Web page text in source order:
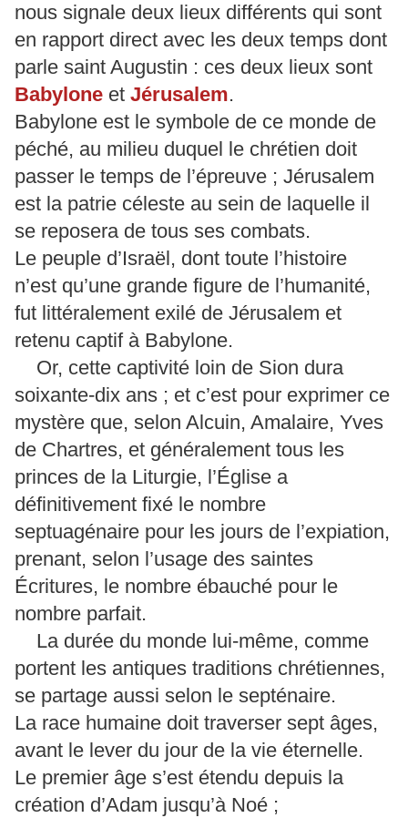
nous signale deux lieux différents qui sont
en rapport direct avec les deux temps dont
parle saint Augustin : ces deux lieux sont
Babylone et Jérusalem.
Babylone est le symbole de ce monde de
péché, au milieu duquel le chrétien doit
passer le temps de l’épreuve ; Jérusalem
est la patrie céleste au sein de laquelle il
se reposera de tous ses combats.
Le peuple d’Israël, dont toute l’histoire
n’est qu’une grande figure de l’humanité,
fut littéralement exilé de Jérusalem et
retenu captif à Babylone.
Or, cette captivité loin de Sion dura
soixante-dix ans ; et c’est pour exprimer ce
mystère que, selon Alcuin, Amalaire, Yves
de Chartres, et généralement tous les
princes de la Liturgie, l’Église a
définitivement fixé le nombre
septuagénaire pour les jours de l’expiation,
prenant, selon l’usage des saintes
Écritures, le nombre ébauché pour le
nombre parfait.
La durée du monde lui-même, comme
portent les antiques traditions chrétiennes,
se partage aussi selon le septénaire.
La race humaine doit traverser sept âges,
avant le lever du jour de la vie éternelle.
Le premier âge s’est étendu depuis la
création d’Adam jusqu’à Noé ;